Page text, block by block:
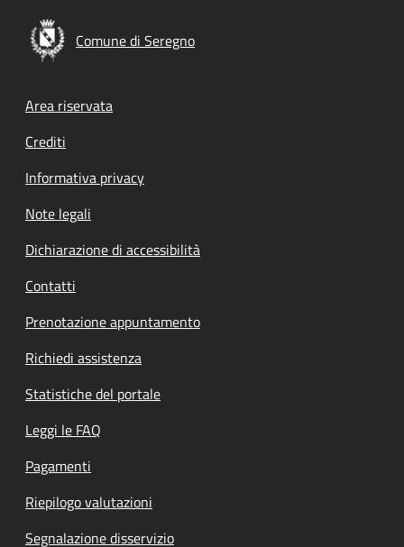
Comune di Seregno
Footer menu
Area riservata
Crediti
Informativa privacy
Note legali
Dichiarazione di accessibilità
Contatti
Prenotazione appuntamento
Richiedi assistenza
Statistiche del portale
Leggi le FAQ
Pagamenti
Riepilogo valutazioni
Segnalazione disservizio